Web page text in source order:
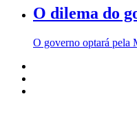
O dilema do
O governo optará pela